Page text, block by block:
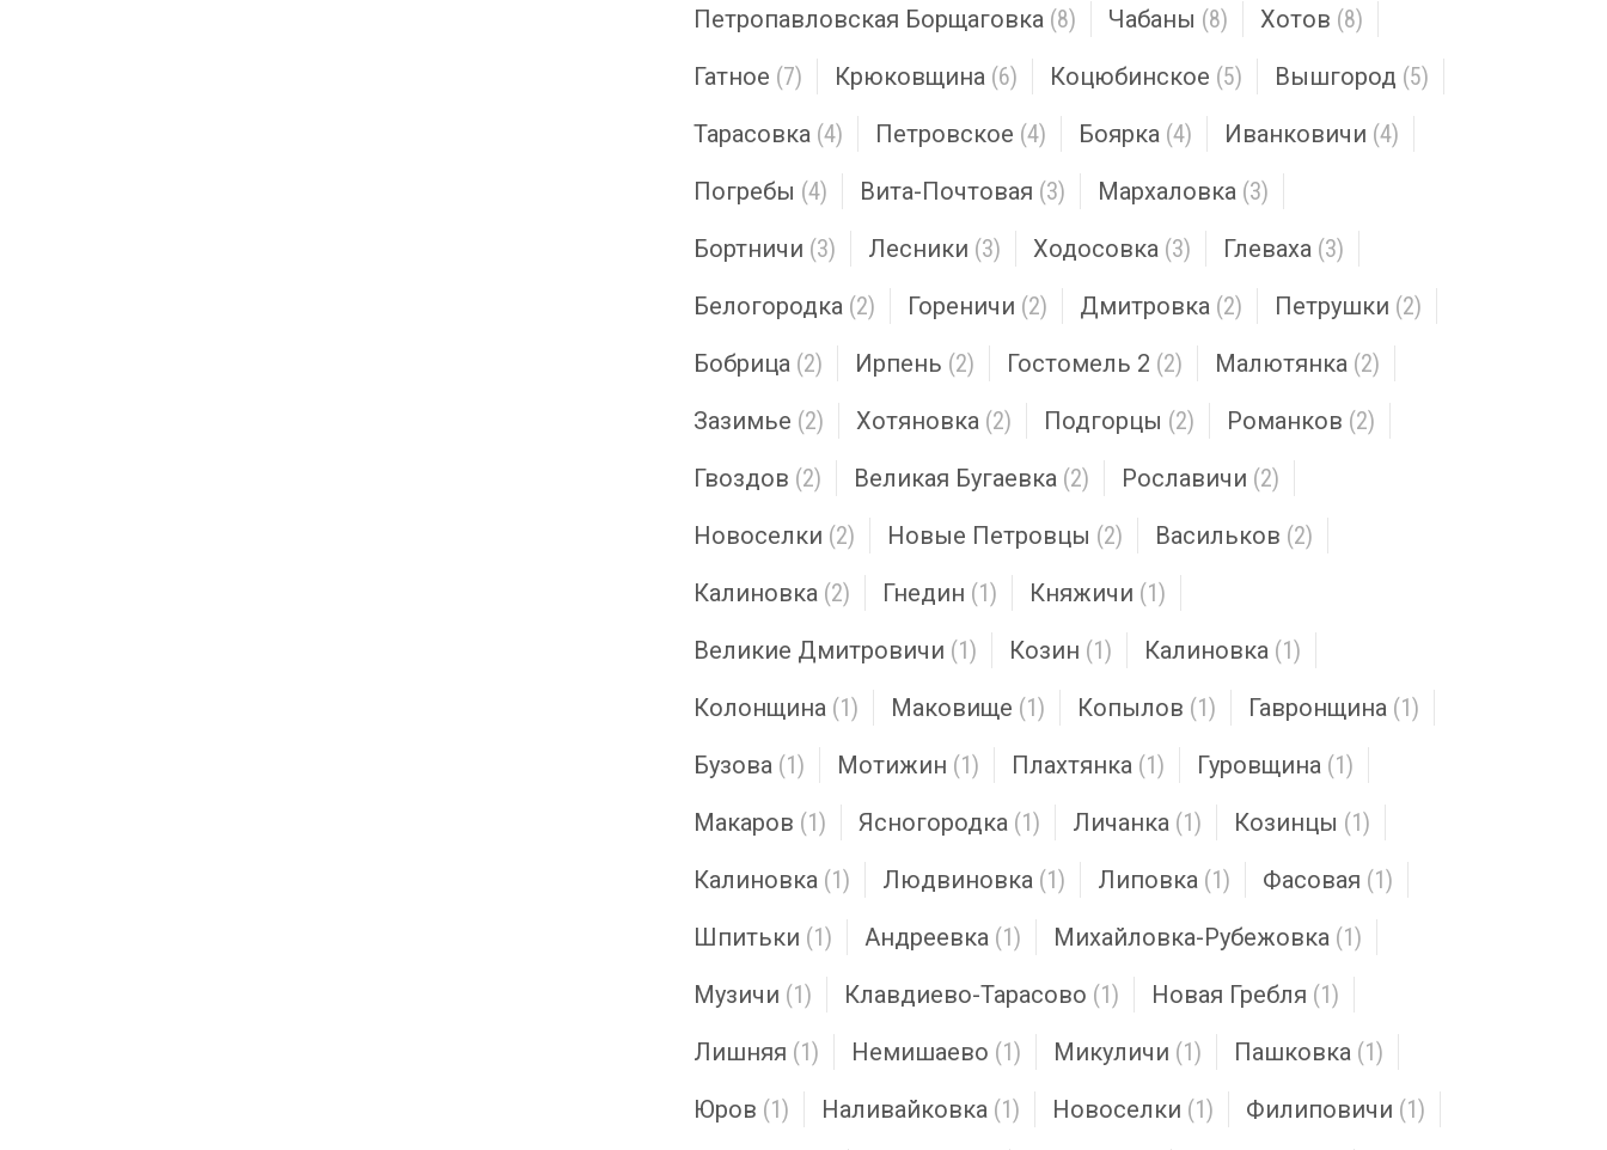
Петропавловская Борщаговка (8) Чабаны (8) Хотов (8)
Гатное (7) Крюковщина (6) Коцюбинское (5) Вышгород (5)
Тарасовка (4) Петровское (4) Боярка (4) Иванковичи (4)
Погребы (4) Вита-Почтовая (3) Мархаловка (3)
Бортничи (3) Лесники (3) Ходосовка (3) Глеваха (3)
Белогородка (2) Гореничи (2) Дмитровка (2) Петрушки (2)
Бобрица (2) Ирпень (2) Гостомель 2 (2) Малютянка (2)
Зазимье (2) Хотяновка (2) Подгорцы (2) Романков (2)
Гвоздов (2) Великая Бугаевка (2) Рославичи (2)
Новоселки (2) Новые Петровцы (2) Васильков (2)
Калиновка (2) Гнедин (1) Княжичи (1)
Великие Дмитровичи (1) Козин (1) Калиновка (1)
Колонщина (1) Маковище (1) Копылов (1) Гавронщина (1)
Бузова (1) Мотижин (1) Плахтянка (1) Гуровщина (1)
Макаров (1) Ясногородка (1) Личанка (1) Козинцы (1)
Калиновка (1) Людвиновка (1) Липовка (1) Фасовая (1)
Шпитьки (1) Андреевка (1) Михайловка-Рубежовка (1)
Музичи (1) Клавдиево-Тарасово (1) Новая Гребля (1)
Лишняя (1) Немишаево (1) Микуличи (1) Пашковка (1)
Юров (1) Наливайковка (1) Новоселки (1) Филиповичи (1)